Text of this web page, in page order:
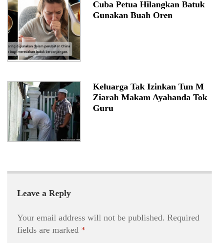
Cuba Petua Hilangkan Batuk
Gunakan Buah Oren
Keluarga Tak Izinkan Tun M
Ziarah Makam Ayahanda Tok
Guru
Leave a Reply
Your email address will not be published. Required
fields are marked *